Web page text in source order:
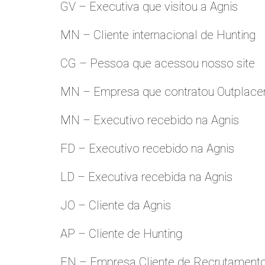
GV – Executiva que visitou a Agnis
MN – Cliente internacional de Hunting
CG – Pessoa que acessou nosso site
MN – Empresa que contratou
MN – Executivo recebido na Agnis
FD – Executivo recebido na Agnis
LD – Executiva recebida na Agnis
JO – Cliente da Agnis
AP – Cliente de Hunting
FN – Empresa Cliente de